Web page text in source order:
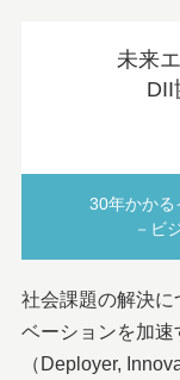
未来
DII
30年かかる
－ビ
社会課題の解決に
ベーションを加
（Deployer,